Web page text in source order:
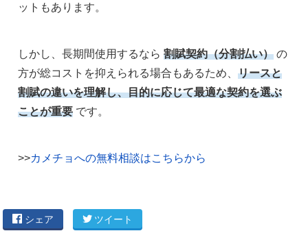
ットもあります。
しかし、長期間使用するなら割賦契約（分割払い） の
方が総コストを抑えられる場合もあるため、リースと
割賦の違いを理解し、目的に応じて最適な契約を選ぶ
ことが重要 です。
>>カメチョへの無料相談はこちらから
シェア ツイート